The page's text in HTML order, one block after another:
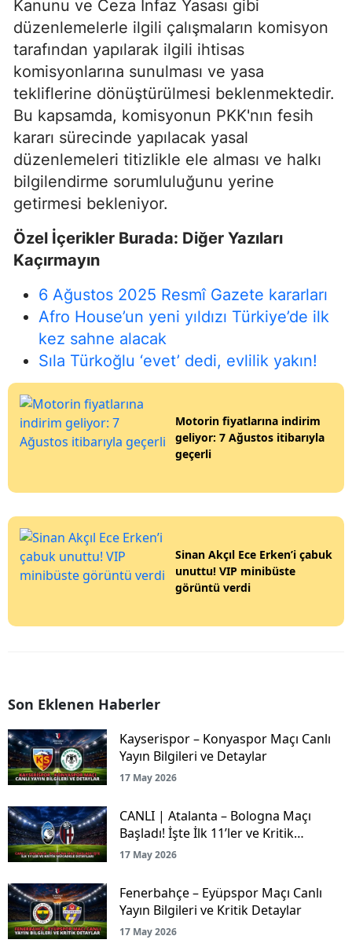
Kanunu ve Ceza İnfaz Yasası gibi
düzenlemelerle ilgili çalışmaların komisyon
tarafından yapılarak ilgili ihtisas
komisyonlarına sunulması ve yasa
tekliflerine dönüştürülmesi beklenmektedir.
Bu kapsamda, komisyonun PKK'nın fesih
kararı sürecinde yapılacak yasal
düzenlemeleri titizlikle ele alması ve halkı
bilgilendirme sorumluluğunu yerine
getirmesi bekleniyor.
Özel İçerikler Burada: Diğer Yazıları
Kaçırmayın
6 Ağustos 2025 Resmî Gazete kararları
Afro House’un yeni yıldızı Türkiye’de ilk
kez sahne alacak
Sıla Türkoğlu ‘evet’ dedi, evlilik yakın!
Motorin fiyatlarına indirim
geliyor: 7 Ağustos itibarıyla
geçerli
Sinan Akçıl Ece Erken’i çabuk
unuttu! VIP minibüste
görüntü verdi
Son Eklenen Haberler
Kayserispor – Konyaspor Maçı Canlı
Yayın Bilgileri ve Detaylar
17 May 2026
CANLI | Atalanta – Bologna Maçı
Başladı! İşte İlk 11’ler ve Kritik
Mücadele Detayları
17 May 2026
Fenerbahçe – Eyüpspor Maçı Canlı
Yayın Bilgileri ve Kritik Detaylar
17 May 2026